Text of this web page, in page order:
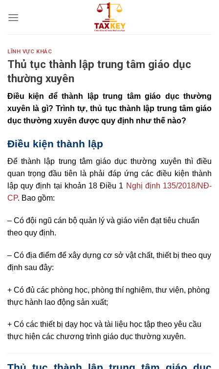
LĨNH VỰC KHÁC
Thủ tục thành lập trung tâm giáo dục
thường xuyên
Điều kiện để thành lập trung tâm giáo dục thường
xuyên là gì? Trình tự, thủ tục thành lập trung tâm giáo
dục thường xuyên được quy định như thế nào?
Điều kiện thành lập
Để thành lập trung tâm giáo dục thường xuyên thì điều
quan trọng đầu tiên là phải đáp ứng các điều kiện thành
lập quy định tại khoản 18 Điều 1 Nghị định 135/2018/NĐ-
CP. Bao gồm:
– Có đội ngũ cán bộ quản lý và giáo viên đạt tiêu chuẩn
theo quy định.
– Có địa điểm để xây dựng cơ sở vật chất, thiết bị theo quy
định sau đây:
+ Có đủ các phòng học, phòng thí nghiệm, thư viện, phòng
thực hành lao động sản xuất;
+ Có các thiết bị dạy học và tài liệu học tập theo yêu cầu
thực hiện các chương trình giáo dục thường xuyên.